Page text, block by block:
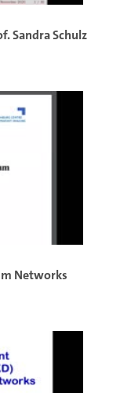
Sandra Schulz
Networks